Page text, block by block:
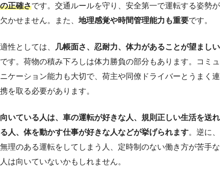
の正確さです。交通ルールを守り、安全第一で運転する姿勢が
欠かせません。また、 地理感覚や時間管理能力も重要です。
適性としては、
几帳面さ、忍耐力、体力があることが望ましい
です。荷物の積み下ろしは体力勝負の部分もあります。コミュ
ニケーション能力も大切で、荷主や同僚ドライバーとうまく連
携を取る必要があります。
向いている人は、車の運転が好きな人、規則正しい生活を送れ
る人、体を動かす仕事が好きな人などが挙げられます。逆に、
無理のある運転をしてしまう人、定時制のない働き方が苦手な
人は向いていないかもしれません。